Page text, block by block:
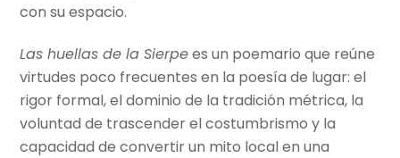
con su espacio.
Las huellas de la Sierpees un poemario que reúne
virtudes poco frecuentes en la poesía de lugar: el
rigor formal, el dominio de la tradición métrica, la
voluntad de trascender el costumbrismo y la
capacidad de convertir un mito local en una